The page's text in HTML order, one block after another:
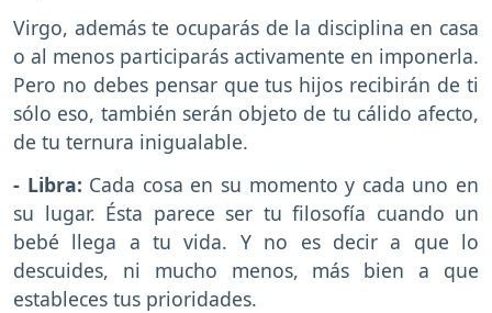
Virgo, además te ocuparás de la disciplina en casa
o al menos participarás activamente en imponerla.
Pero no debes pensar que tus hijos recibirán de ti
sólo eso, también serán objeto de tu cálido afecto,
de tu ternura inigualable.
- Libra: Cada cosa en su momento y cada uno en
su lugar. Ésta parece ser tu filosofía cuando un
bebé llega a tu vida. Y no es decir a que lo
descuides, ni mucho menos, más bien a que
estableces tus prioridades.